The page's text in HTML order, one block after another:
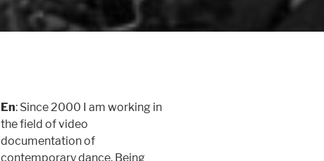
En: Since 2000 I am working in
the field of video
documentation of
contemporary dance. Being